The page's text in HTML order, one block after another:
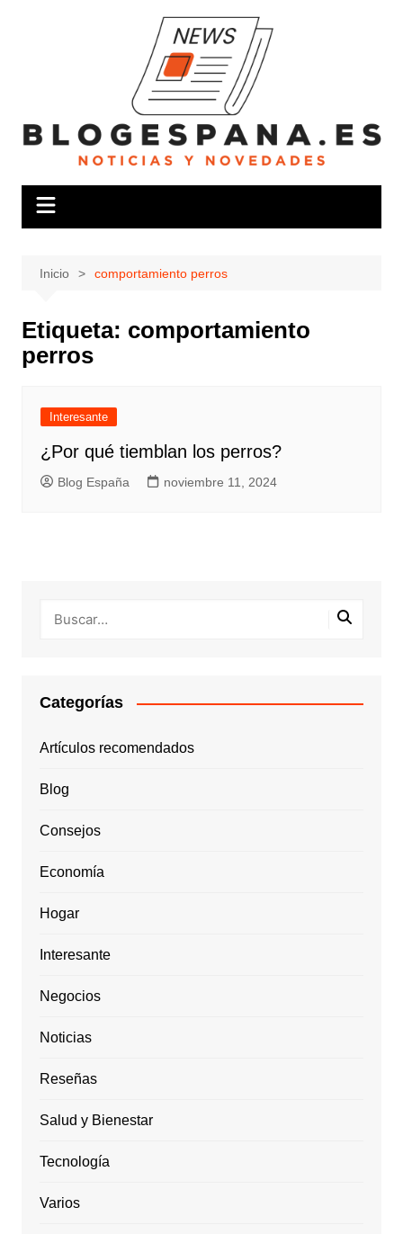
Inicio comportamiento perros
Etiqueta: comportamiento
perros
Interesante
¿Por qué tiemblan los perros?
Blog España noviembre 11, 2024
Categorías
Artículos recomendados
Blog
Consejos
Economía
Hogar
Interesante
Negocios
Noticias
Reseñas
Salud y Bienestar
Tecnología
Varios